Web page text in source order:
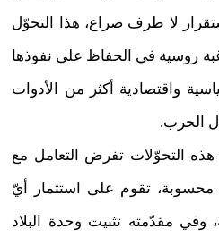
لا طرف صراع، هذا التحوّل
روسية في الحفاظ على نفوذها
واقتصادية أكثر من الأدوات
الحرب.
التحوّلات تفرض التعامل مع
محسوبة، تقوم على استثمار أيّ
مقدّمته تثبيت وحدة البلاد